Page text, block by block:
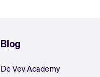
Blog
De Vev Academy